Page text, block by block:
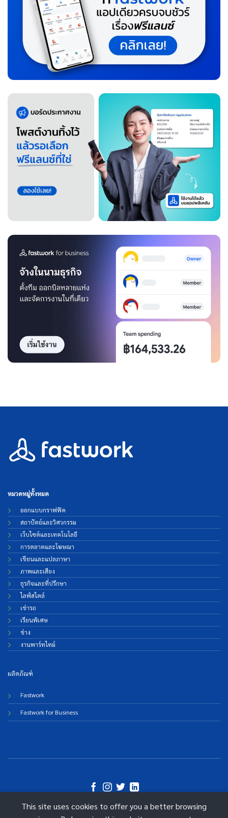
หมวดหมู่ทั้งหมด
ออกแบบกราฟฟิค
สถาปัตย์และวิศวกรรม
เว็บไซต์และเทคโนโลยี
การตลาดและโฆษณา
เขียนและแปลภาษา
ภาพและเสียง
ธุรกิจและที่ปรึกษา
ไลฟ์สไตล์
เช่ารถ
เรียนพิเศษ
ช่าง
งานพาร์ทไทม์
ผลิตภัณฑ์
Fastwork
Fastwork for Business
©
This site uses cookies to offer you a better browsing